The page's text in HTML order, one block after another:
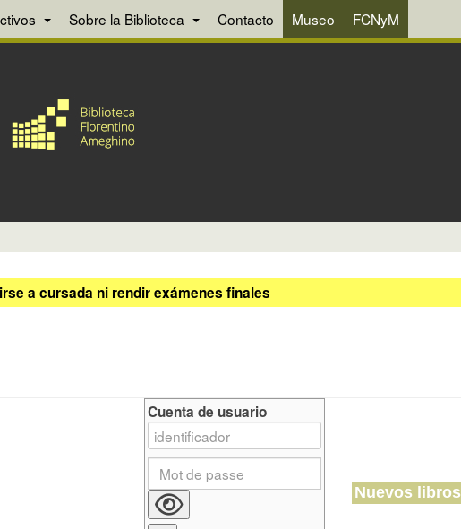
Sobre la Biblioteca Contacto Museo FCNyM
a cursada ni rendir exámenes finales
Cuenta de usuario
Nuevos libros